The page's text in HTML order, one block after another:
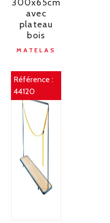
300x65cm
avec
plateau
bois
MATELAS
Référence :
44120